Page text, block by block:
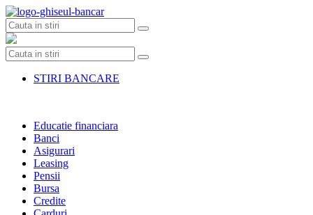
Skip
to
content
STIRI BANCARE
Educatie financiara
Banci
Asigurari
Leasing
Pensii
Bursa
Credite